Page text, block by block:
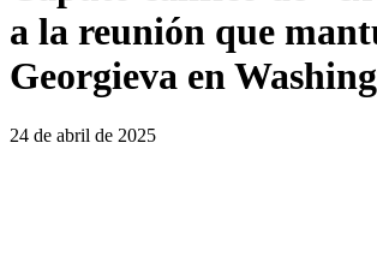
a la reunión que
Georgieva en
24 de abril de 2025